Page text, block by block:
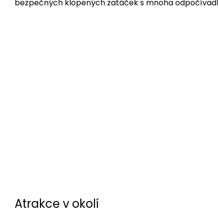
bezpečných klopených zatáček s mnoha
Atrakce v okolí